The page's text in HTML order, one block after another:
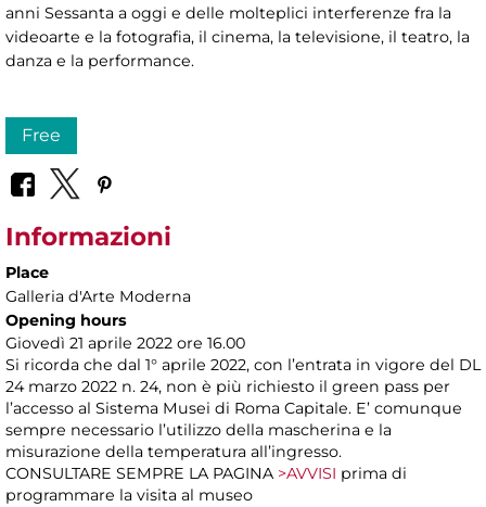
anni Sessanta a oggi e delle molteplici interferenze fra la
videoarte e la fotografia, il cinema, la televisione, il teatro, la
danza e la performance.
Free
Informazioni
Place
Galleria d'Arte Moderna
Opening hours
Giovedì 21 aprile 2022 ore 16.00
Si ricorda che dal 1° aprile 2022, con l’entrata in vigore del DL
24 marzo 2022 n. 24, non è più richiesto il green pass per
l’accesso al Sistema Musei di Roma Capitale. E’ comunque
sempre necessario l’utilizzo della mascherina e la
misurazione della temperatura all’ingresso.
CONSULTARE SEMPRE LA PAGINA >AVVISI prima di
programmare la visita al museo